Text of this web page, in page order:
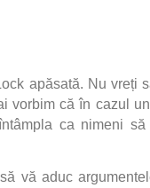
apăsată. Nu vreți
vorbim că în cazul
ca nimeni
vă aduc